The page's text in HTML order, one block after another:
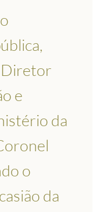
Diretor
e
da
o
da